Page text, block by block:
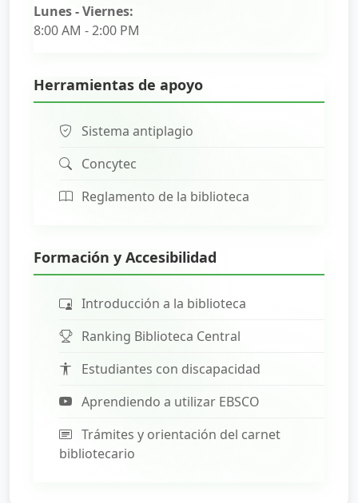
Lunes - Viernes:
8:00 AM - 2:00 PM
Herramientas de apoyo
Sistema antiplagio
Concytec
Reglamento de la biblioteca
Formación y Accesibilidad
Introducción a la biblioteca
Ranking Biblioteca Central
Estudiantes con discapacidad
Aprendiendo a utilizar EBSCO
Trámites y orientación del carnet
bibliotecario